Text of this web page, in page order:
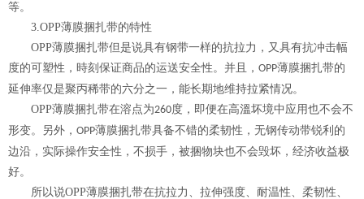
等。
3.OPP薄膜捆扎带的特性
OPP薄膜捆扎带但是说具有钢带一样的抗拉力，又具有抗冲击幅
度的可塑性，時刻保证商品的运送安全性。并且， OPP薄膜捆扎带的
延伸率仅是聚丙稀带的六分之一，能长期地维持拉紧情况。
OPP薄膜捆扎带在溶点为260度，即便在高溫坏境中应用也不会不
形变。另外， OPP薄膜捆扎带具备不错的柔韧性，无钢传动带锐利的
边沿，实际操作安全性，不损手，被捆物块也不会毁坏，经济收益极
好。
所以说OPP薄膜捆扎带在抗拉力、拉伸强度、耐温性、柔韧性、